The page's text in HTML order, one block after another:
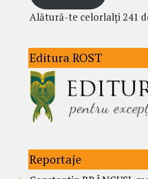
Alătură-te celorlalți 241
Editura ROST
Reportaje